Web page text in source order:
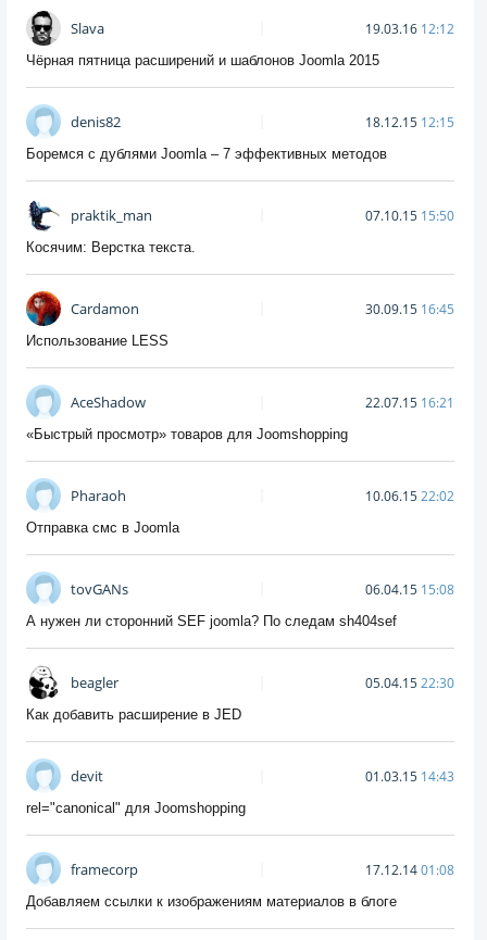
Slava 19.03.16 12:12
Чёрная пятница расширений и шаблонов Joomla 2015
denis82 18.12.15 12:15
Боремся с дублями Joomla – 7 эффективных методов
praktik_man 07.10.15 15:50
Косячим: Верстка текста.
Cardamon 30.09.15 16:45
Использование LESS
AceShadow 22.07.15 16:21
«Быстрый просмотр» товаров для Joomshopping
Pharaoh 10.06.1522:02
Отправка смс в Joomla
tovGANs 06.04.15 15:08
А нужен ли сторонний SEF joomla? По следам sh404sef
beagler 05.04.1522:30
Как добавить расширение в JED
devit 01.03.15 14:43
rel="canonical" для Joomshopping
framecorp 17.12.1401:08
Добавляем ссылки к изображениям материалов в блоге